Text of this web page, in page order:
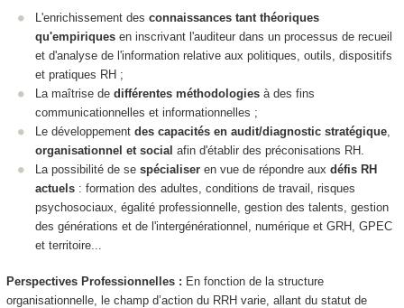
L'enrichissement des connaissances tant théoriques
qu'empiriques en inscrivant l'auditeur dans un processus de recueil
et d'analyse de l'information relative aux politiques, outils, dispositifs
et pratiques RH ;
La maîtrise de différentes méthodologies à des fins
communicationnelles et informationnelles ;
Le développement des capacités en audit/diagnostic stratégique
organisationnel et social afin d'établir des préconisations RH.
La possibilité de se spécialiser en vue de répondre aux défis RH
actuels : formation des adultes, conditions de travail, risques
psychosociaux, égalité professionnelle, gestion des talents, gestion
des générations et de l'intergénérationnel, numérique et GRH, GPEC
et territoire...
Perspectives Professionnelles : En fonction de la structure
organisationnelle, le champ d’action du RRH varie, allant du statut de